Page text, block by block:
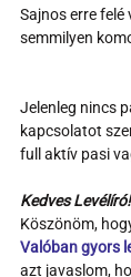
Sajnos erre felé
semmilyen
Jelenleg nincs
kapcsolatot
full aktív pasi
Kedves Levélíró!
Köszönöm,
Valóban gyors
azt javaslom,